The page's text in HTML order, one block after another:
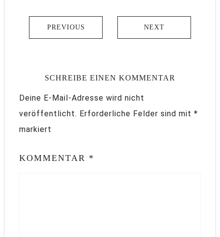
PREVIOUS NEXT
SCHREIBE EINEN KOMMENTAR
Deine E-Mail-Adresse wird nicht
veröffentlicht. Erforderliche Felder sind mit *
markiert
KOMMENTAR *